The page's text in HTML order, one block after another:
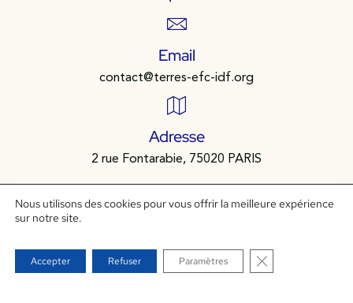
Email
contact@terres-efc-idf.org
Adresse
2 rue Fontarabie, 75020 PARIS
Terres EFC Île de France
TERRES EFC Île de France a pour finalité de contribuer à
ancrer, en Île de France, des organisations utiles, durables
Nous utilisons des cookies pour vous offrir la meilleure expérience
sur notre site.
Accepter Refuser Paramètres FERMER LA